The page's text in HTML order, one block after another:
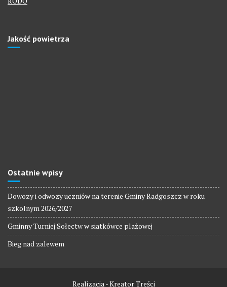
Jakość powietrza
Ostatnie wpisy
Dowozy i odwozy uczniów na terenie Gminy Radgoszcz w roku
szkolnym 2026/2027
Gminny Turniej Sołectw w siatkówce plażowej
Bieg nad zalewem
Realizacja - Kreator Treści